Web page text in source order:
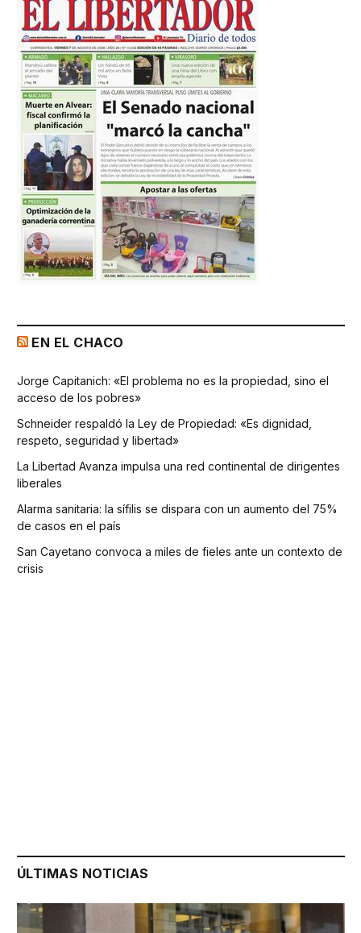
EN EL CHACO
Jorge Capitanich: «El problema no es la propiedad, sino el
acceso de los pobres»
Schneider respaldó la Ley de Propiedad: «Es dignidad,
respeto, seguridad y libertad»
La Libertad Avanza impulsa una red continental de dirigentes
liberales
Alarma sanitaria: la sífilis se dispara con un aumento del 75%
de casos en el país
San Cayetano convoca a miles de fieles ante un contexto de
crisis
ÚLTIMAS NOTICIAS